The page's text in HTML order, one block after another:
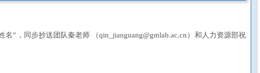
”，同步抄送团队秦老师 （qin_jianguang@gmlab.ac.cn）和人力资源部祝